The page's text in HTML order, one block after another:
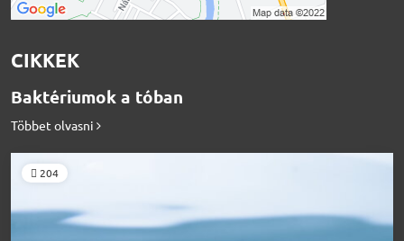
CIKKEK
Baktériumok a tóban
Többet olvasni
204